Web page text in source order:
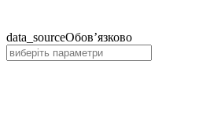
data_sourceОбов’язково